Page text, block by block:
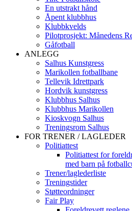
En utstrakt hånd
Åpent klubbhus
Klubbkvelds
Pilotprosjekt: Månedens
Gåfotball
ANLEGG
Salhus Kunstgress
Marikollen fotballbane
Tellevik Idrettpark
Hordvik kunstgress
Klubbhus Salhus
Klubbhus Marikollen
Kioskvogn Salhus
Treningsrom Salhus
FOR TRENER / LAGLEDER
Politiattest
Politiattest for
med barn på
Trener/laglederliste
Treningstider
Støtteordninger
Fair Play